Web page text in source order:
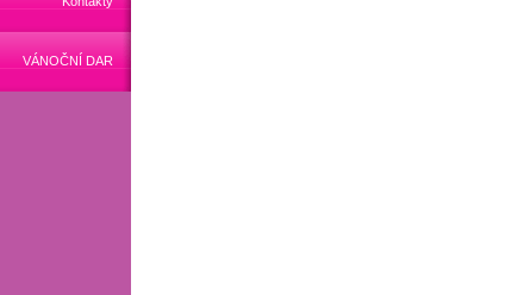
VÁNOČNÍ DAR